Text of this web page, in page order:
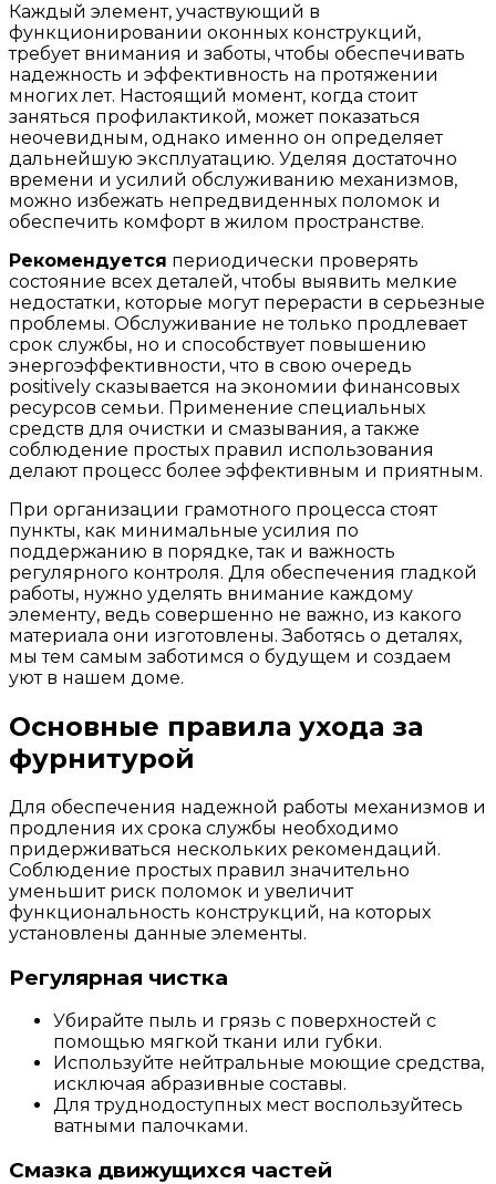
Каждый элемент, участвующий в
функционировании оконных конструкций,
требует внимания и заботы, чтобы обеспечивать
надежность и эффективность на протяжении
многих лет. Настоящий момент, когда стоит
заняться профилактикой, может показаться
неочевидным, однако именно он определяет
дальнейшую эксплуатацию. Уделяя достаточно
времени и усилий обслуживанию механизмов,
можно избежать непредвиденных поломок и
обеспечить комфорт в жилом пространстве.
Рекомендуется периодически проверять
состояние всех деталей, чтобы выявить мелкие
недостатки, которые могут перерасти в серьезные
проблемы. Обслуживание не только продлевает
срок службы, но и способствует повышению
энергоэффективности, что в свою очередь
positively сказывается на экономии финансовых
ресурсов семьи. Применение специальных
средств для очистки и смазывания, а также
соблюдение простых правил использования
делают процесс более эффективным и приятным.
При организации грамотного процесса стоят
пункты, как минимальные усилия по
поддержанию в порядке, так и важность
регулярного контроля. Для обеспечения гладкой
работы, нужно уделять внимание каждому
элементу, ведь совершенно не важно, из какого
материала они изготовлены. Заботясь о деталях,
мы тем самым заботимся о будущем и создаем
уют в нашем доме.
Основные правила ухода за
фурнитурой
Для обеспечения надежной работы механизмов и
продления их срока службы необходимо
придерживаться нескольких рекомендаций.
Соблюдение простых правил значительно
уменьшит риск поломок и увеличит
функциональность конструкций, на которых
установлены данные элементы.
Регулярная чистка
Убирайте пыль и грязь с поверхностей с
помощью мягкой ткани или губки.
Используйте нейтральные моющие средства,
исключая абразивные составы.
Для труднодоступных мест воспользуйтесь
ватными палочками.
Смазка движущихся частей